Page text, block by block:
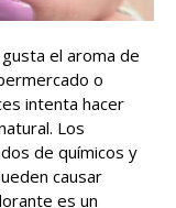
el aroma de
o
intenta hacer
Los
de químicos y
causar
es un